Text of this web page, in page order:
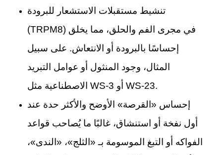
تنشيط مستقبلات الاستشعار للبرودة
(TRPM8) في مجرى الفم والحلق، مما يخلق
إحساسًا بالبرودة أو الانتعاش. على سبيل
المثال، وجود المنثول أو عوامل التبريد
الاصطناعية مثل WS-3 أو WS-23.
إحساس «القرصة» الأوضح والأكثر حدة عند
أول نفخة أو استنشاق، غالبًا ما يُصاحب قواعد
الفواكه أو التبغ الموسومة بـ «الثلج»، «الندى»،